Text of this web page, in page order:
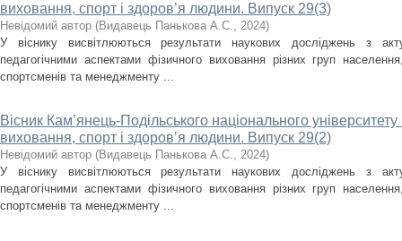
виховання, спорт і здоров’я людини. Випуск 29(3)
Невідомий автор (Видавець Панькова А.С., 2024)
У віснику висвітлюються результати наукових досліджень з
педагогічними аспектами фізичного виховання різних груп населення,
спортсменів та менеджменту ...
Вісник Кам’янець-Подільського національного університету
виховання, спорт і здоров’я людини. Випуск 29(2)
Невідомий автор (Видавець Панькова А.С., 2024)
У віснику висвітлюються результати наукових досліджень з
педагогічними аспектами фізичного виховання різних груп населення,
спортсменів та менеджменту ...